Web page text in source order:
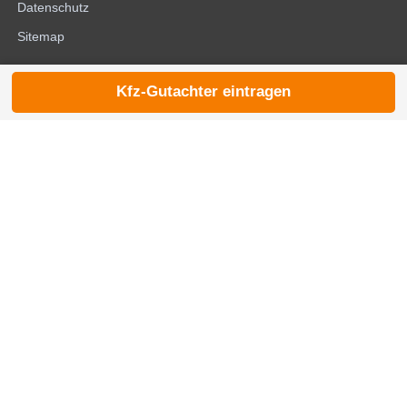
Datenschutz
Sitemap
© 2026 die-kfzgutachter.de
Kfz-Gutachter eintragen